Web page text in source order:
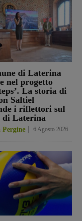
di Laterina
nel progetto
La storia di
Saltiel
i riflettori sul
di Laterina
6 Agosto 2026